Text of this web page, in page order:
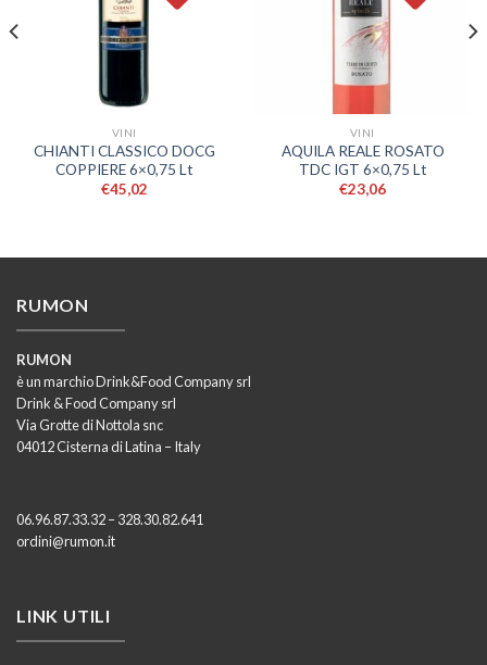
VINI
CHIANTI CLASSICO DOCG
COPPIERE 6×0,75 Lt
€45,02
VINI
AQUILA REALE ROSATO
TDC IGT 6×0,75 Lt
€23,06
RUMON
RUMON
è un marchio Drink&Food Company srl
Drink & Food Company srl
Via Grotte di Nottola snc
04012 Cisterna di Latina – Italy
06.96.87.33.32 – 328.30.82.641
ordini@rumon.it
LINK UTILI